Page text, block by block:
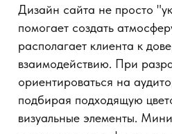
системах и удобству пользователей.
SEO— важный инструмент для
органического трафика, и его
помогает сайту достигать высоких
Адаптивность под мобильные
стандарт, необходимый для любого
все больше пользователей заходят